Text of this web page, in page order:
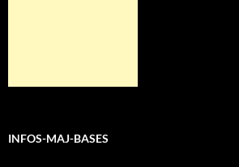
INFOS-MAJ-BASES